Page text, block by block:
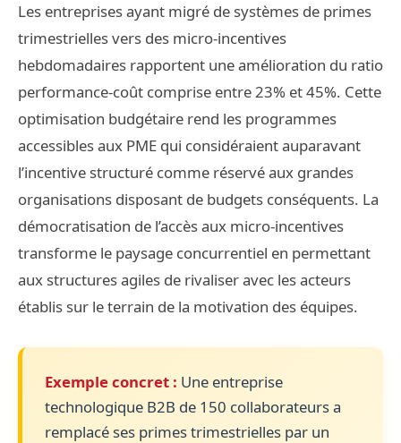
Les entreprises ayant migré de systèmes de primes
trimestrielles vers des micro-incentives
hebdomadaires rapportent une amélioration du ratio
performance-coût comprise entre 23% et 45%. Cette
optimisation budgétaire rend les programmes
accessibles aux PME qui considéraient auparavant
l’incentive structuré comme réservé aux grandes
organisations disposant de budgets conséquents. La
démocratisation de l’accès aux micro-incentives
transforme le paysage concurrentiel en permettant
aux structures agiles de rivaliser avec les acteurs
établis sur le terrain de la motivation des équipes.
Exemple concret : Une entreprise
technologique B2B de 150 collaborateurs a
remplacé ses primes trimestrielles par un